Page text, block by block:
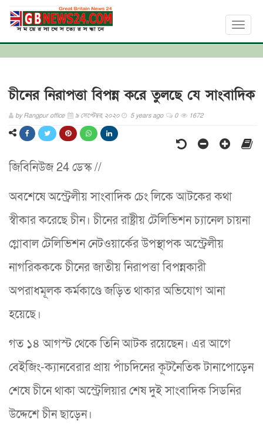
Toggle
চীনের নিরাপত্তা বিপন্ন করে তুলছে যে সাংবাদিক
byRangpur office ৯ সেপ্টেম্বর, ২০২০ 5 years ago 0 1672
জিবিনিউজ 24 ডেস্ক //
অবশেষে অস্ট্রেলীয় সাংবাদিক চেং লিকে আটকের কথা
স্বীকার করেছে চীন। চীনের রাষ্ট্রীয় টেলিভিশন চ্যানেল চায়না
গ্লোবাল টেলিভিশন নেটওয়ার্কের উপস্থাপক অস্ট্রেলীয়
নাগরিকককে চীনের জাতীয় নিরাপত্তা বিপন্নকারী
অপরাধমূলক কর্মকাণ্ডে জড়িত থাকার অভিযোগ আনা
হয়েছে।
গত ১৪ আগস্ট থেকে তিনি আটক রয়েছেন। এর আগে
বেইজিং-ক্যানবেরার প্রায় পাঁচদিনের কূটনৈতিক টানাপোড়েন
শেষে চীনে থাকা অস্ট্রেলিয়ার শেষ দুই সাংবাদিক সিডনির
উদ্দেশে চীন ছাড়েন।